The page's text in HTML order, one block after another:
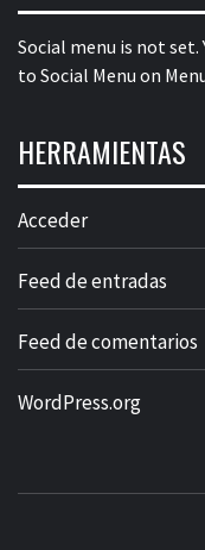
Social menu is not set.
to Social Menu on
HERRAMIENTAS
Acceder
Feed de entradas
Feed de comentarios
WordPress.org